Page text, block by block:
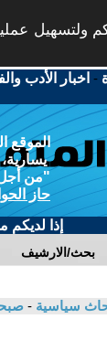
ولتسهيل
- اخبار الأدب
الموقع
"من أجل
حاز
إذا
بحث/الارشيف
سياسية -